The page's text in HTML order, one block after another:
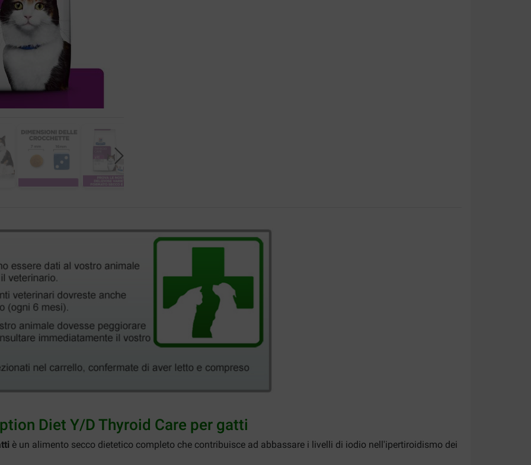
Diet Y/D Thyroid Care per gatti
è un alimento secco dietetico completo che contribuisce ad abbassare i livelli di iodio nell'ipertiroidismo dei